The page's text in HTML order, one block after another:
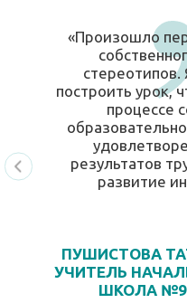
«Произошло
стереотипов.
построить урок,
процессе
результатов
развитие
ПУШИСТОВА
УЧИТЕЛЬ
ШКОЛА